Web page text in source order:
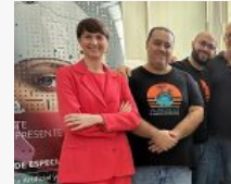
aprueba
su
III
Plan
Estratégico
para
avanzar